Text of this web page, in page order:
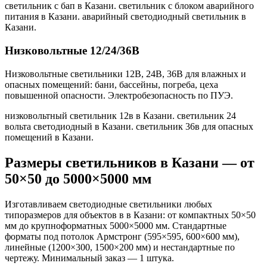
светильник с бап в Казани. светильник с блоком аварийного
питания в Казани. аварийный светодиодный светильник в
Казани.
Низковольтные 12/24/36В
Низковольтные светильники 12В, 24В, 36В для влажных и
опасных помещений: бани, бассейны, погреба, цеха
повышенной опасности. Электробезопасность по ПУЭ.
низковольтный светильник 12в в Казани. светильник 24
вольта светодиодный в Казани. светильник 36в для опасных
помещений в Казани.
Размеры светильников в Казани— от
50×50 до 5000×5000 мм
Изготавливаем светодиодные светильники любых
типоразмеров для объектов в в Казани: от компактных 50×50
мм до крупноформатных 5000×5000 мм. Стандартные
форматы под потолок Армстронг (595×595, 600×600 мм),
линейные (1200×300, 1500×200 мм) и нестандартные по
чертежу. Минимальный заказ — 1 штука.